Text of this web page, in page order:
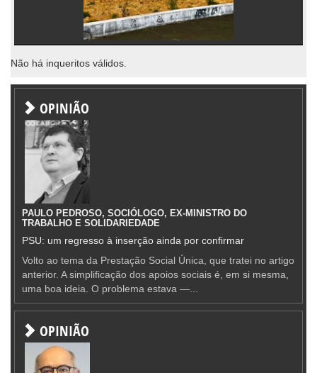
Não há inqueritos válidos.
OPINIÃO
PAULO PEDROSO, SOCIÓLOGO, EX-MINISTRO DO
TRABALHO E SOLIDARIEDADE
PSU: um regresso à inserção ainda por confirmar
Volto ao tema da Prestação Social Única, que tratei no artigo
anterior. A simplificação dos apoios sociais é, em si mesma,
uma boa ideia. O problema estava —...
OPINIÃO